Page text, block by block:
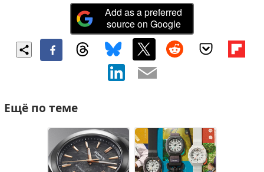
Add as a preferred
source on Google
Ещё по теме